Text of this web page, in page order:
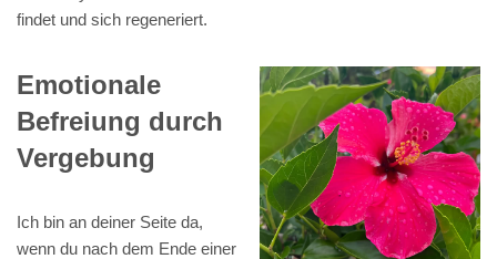
findet und sich regeneriert.
Emotionale
Befreiung durch
Vergebung
Ich bin an deiner Seite da,
wenn du nach dem Ende einer